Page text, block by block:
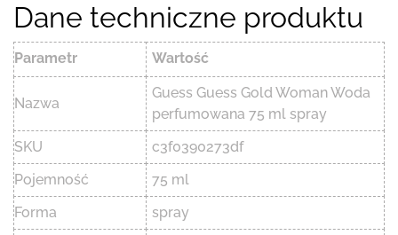
Dane techniczne produktu
Parametr Wartość
Nazwa
Guess Guess Gold Woman Woda
perfumowana 75 ml spray
SKU
c3f0390273df
Pojemność
75 ml
Forma
spray